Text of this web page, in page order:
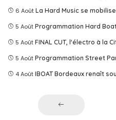
6 Août La Hard Music se
5 Août Programmation Hard
5 Août FINAL CUT, l'électro à la
5 Août Programmation Street
4 Août IBOAT Bordeaux renaît